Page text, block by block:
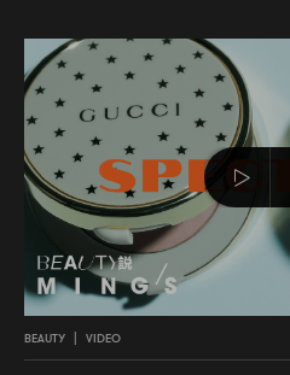
BEAUTY | VIDEO